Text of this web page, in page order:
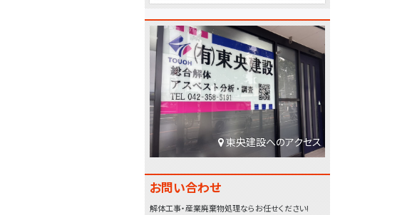
東央建設へのアクセス
お問い合わせ
解体工事・産業廃棄物処理ならお任せください!